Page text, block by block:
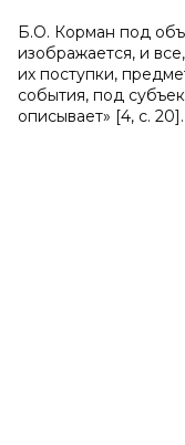
Б.О. Корман под
изображается, и
их поступки,
события, под
описывает» [4, c. 20].